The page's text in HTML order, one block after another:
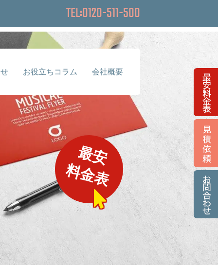
TEL:0120-511-500
お役立ちコラム 会社概要
最安
料金表